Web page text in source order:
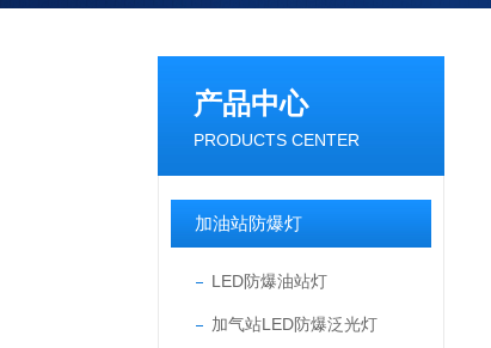
产品中心
PRODUCTS CENTER
加油站防爆灯
LED防爆油站灯
加气站LED防爆泛光灯